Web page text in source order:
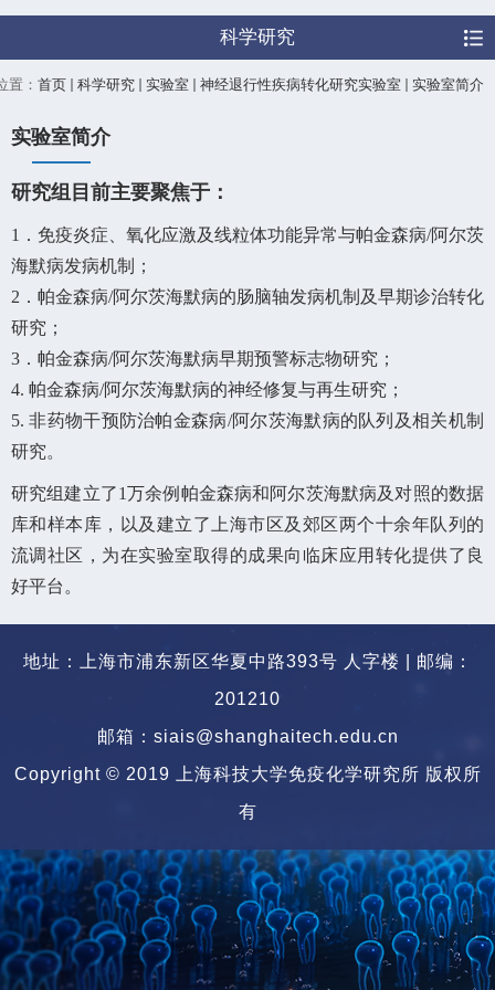
科学研究
置： 首页 科学研究 实验室 神经退行性疾病转化研究实验室 实验室简介
实验室简介
研究组目前主要聚焦于：
1．免疫炎症、氧化应激及线粒体功能异常与帕金森病/阿尔茨
海默病发病机制；
2．帕金森病/阿尔茨海默病的肠脑轴发病机制及早期诊治转化
研究；
3．帕金森病/阿尔茨海默病早期预警标志物研究；
4. 帕金森病/阿尔茨海默病的神经修复与再生研究；
5. 非药物干预防治帕金森病/阿尔茨海默病的队列及相关机制
研究。
研究组建立了1万余例帕金森病和阿尔茨海默病及对照的数据
库和样本库，以及建立了上海市区及郊区两个十余年队列的
流调社区，为在实验室取得的成果向临床应用转化提供了良
好平台。
地址：上海市浦东新区华夏中路393号 人字楼 | 邮编：
201210
邮箱：siais@shanghaitech.edu.cn
Copyright © 2019 上海科技大学免疫化学研究所 版权所
有